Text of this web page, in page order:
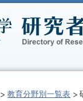
教育分野別一覧表